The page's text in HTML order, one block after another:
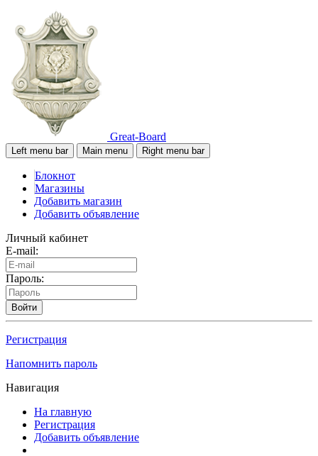
Great-Board
Left menu bar Main menu Right menu bar
Блокнот
Магазины
Добавить магазин
Добавить объявление
Личный кабинет
E-mail:
Пароль:
Войти
Регистрация
Напомнить пароль
Навигация
На главную
Регистрация
Добавить объявление